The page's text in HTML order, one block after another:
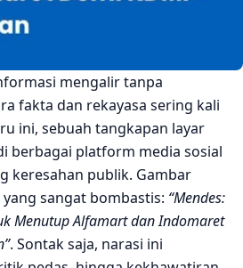
Monopoli Swasta ke
Desa
Peluang yang Bisa
Keluar (Capital Retention)
Produk UMKM dan Komoditas
di Atas Proteksionisme
mengalir tanpa
fakta dan rekayasa sering kali
ini, sebuah tangkapan layar
berbagai platform media sosial
keresahan publik. Gambar
sangat bombastis: “Mendes:
Menutup Alfamart dan Indomaret
. Sontak saja, narasi ini